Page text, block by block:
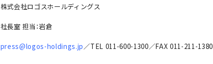
株式会社ロゴスホールディングス
社⾧室 担当：岩倉
press@logos-holdings.jp ／TEL 011-600-1300／FAX 011-211-1380